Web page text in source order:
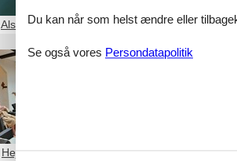
Als
Hejlsminde
Du kan når som helst ændre eller
Se også vores Persondatapolitik